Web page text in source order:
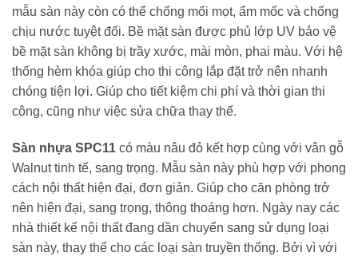
mẫu sàn này còn có thể chống mối mọt, ẩm mốc và chống
chịu nước tuyệt đối. Bề mặt sàn được phủ lớp UV bảo vệ
bề mặt sàn không bị trầy xước, mài mòn, phai màu. Với hệ
thống hèm khóa giúp cho thi công lắp đặt trở nên nhanh
chóng tiện lợi. Giúp cho tiết kiệm chi phí và thời gian thi
công, cũng như việc sửa chữa thay thế.
Sàn nhựa SPC11 có màu nâu đỏ kết hợp cùng với vân gỗ
Walnut tinh tế, sang trọng. Mẫu sàn này phù hợp với phong
cách nội thất hiện đại, đơn giản. Giúp cho căn phòng trở
nên hiện đại, sang trọng, thông thoáng hơn. Ngày nay các
nhà thiết kế nội thất đang dần chuyển sang sử dụng loại
sàn này, thay thế cho các loại sàn truyền thống. Bởi vì với